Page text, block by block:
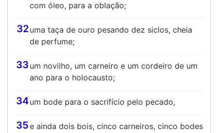
com óleo, para a oblação;
32uma taça de ouro pesando dez siclos, cheia
de perfume;
33 um novilho, um carneiro e um cordeiro de um
ano para o holocausto;
34um bode para o sacrifício pelo pecado,
35e ainda dois bois, cinco carneiros, cinco bodes